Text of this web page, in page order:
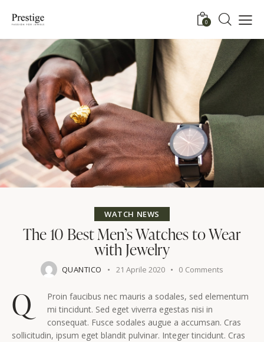
0
WATCH NEWS
The 10 Best Men’s Watches to Wear
with Jewelry
QUANTICO 21 Aprile 2020 0 Comments
Q
Proin faucibus nec mauris a sodales, sed elementum
mi tincidunt. Sed eget viverra egestas nisi in
consequat. Fusce sodales augue a accumsan. Cras
sollicitudin, ipsum eget blandit pulvinar. Integer tincidunt. Cras